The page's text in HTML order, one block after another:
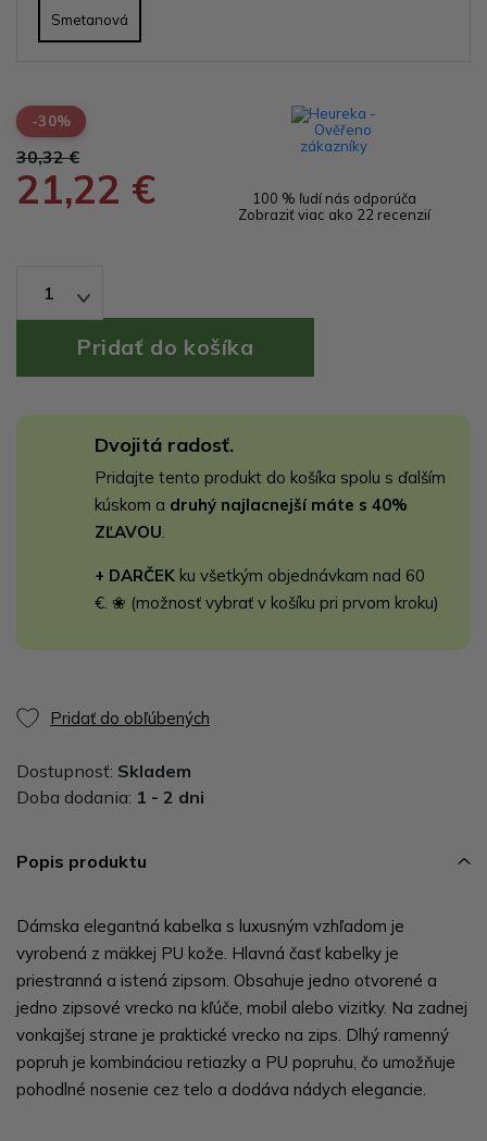
Smetanová
-30%
30,32 €
21,22 €
100 % ľudí nás odporúča
Zobraziť viac ako 22 recenzií
1
Dvojitá radosť.
Pridajte tento produkt do košíka spolu s ďalším
kúskom a druhý najlacnejší máte s 40%
ZĽAVOU
+ DARČEK ku všetkým objednávkam nad 60
€. ❀ (možnosť vybrať v košíku pri prvom kroku)
Pridať do obľúbených
Dostupnosť: Skladem
Doba dodania: 1 - 2 dni
Popis produktu
Dámska elegantná kabelka s luxusným vzhľadom je
vyrobená z mäkkej PU kože. Hlavná časť kabelky je
priestranná a istená zipsom. Obsahuje jedno otvorené a
jedno zipsové vrecko na kľúče, mobil alebo vizitky. Na zadnej
vonkajšej strane je praktické vrecko na zips. Dlhý ramenný
popruh je kombináciou retiazky a PU popruhu, čo umožňuje
pohodlné nosenie cez telo a dodáva nádych elegancie.